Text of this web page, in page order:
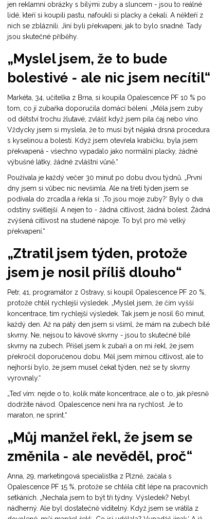
jen reklamní obrázky s bílými zuby a sluncem - jsou to reálné
lidé, kteří si koupili pastu, nafoukli si placky a čekali. A někteří z
nich se zbláznili. Jiní byli překvapeni, jak to bylo snadné. Tady
jsou skutečné příběhy.
„Myslel jsem, že to bude
bolestivé - ale nic jsem necítil“
Markéta, 34, učitelka z Brna, si koupila Opalescence PF 10 % po
tom, co jí zubařka doporučila domácí bělení. „Měla jsem zuby
od dětství trochu žlutavé, zvlášť když jsem pila čaj nebo víno.
Vždycky jsem si myslela, že to musí být nějaká drsná procedura
s kyselinou a bolestí. Když jsem otevřela krabičku, byla jsem
překvapená - všechno vypadalo jako normální placky, žádné
výbušné látky, žádné zvláštní vůně.“
Používala je každý večer 30 minut po dobu dvou týdnů. „První
dny jsem si vůbec nic nevšimla. Ale na třetí týden jsem se
podívala do zrcadla a řekla si: ‚To jsou moje zuby?‘ Byly o dva
odstíny světlejší. A nejen to - žádná citlivost, žádná bolest. Žádná
zvýšená citlivost na studené nápoje. To byl pro mě velký
překvapení.“
„Ztratil jsem týden, protože
jsem je nosil příliš dlouho“
Petr, 41, programátor z Ostravy, si koupil Opalescence PF 20 %,
protože chtěl rychlejší výsledek. „Myslel jsem, že čím vyšší
koncentrace, tím rychlejší výsledek. Tak jsem je nosil 60 minut,
každý den. Až na pátý den jsem si všiml, že mám na zubech bílé
skvrny. Ne, nejsou to kávové skvrny - jsou to skutečné bílé
skvrny na zubech. Přišel jsem k zubaři a on mi řekl, že jsem
překročil doporučenou dobu. Měl jsem mírnou citlivost, ale to
nejhorší bylo, že jsem musel čekat týden, než se ty skvrny
vyrovnaly.“
„Teď vím: nejde o to, kolik máte koncentrace, ale o to, jak přesně
dodržíte návod. Opalescence není hra na rychlost. Je to
maraton, ne sprint.“
„Můj manžel řekl, že jsem se
změnila - ale nevěděl, proč“
Anna, 29, marketingová specialistka z Plzně, začala s
Opalescence PF 15 %, protože se chtěla cítit lépe na pracovních
setkáních. „Nechala jsem to být tři týdny. Výsledek? Nebyl
nádherný. Ale byl dostatečně viditelný. Když jsem se vrátila z